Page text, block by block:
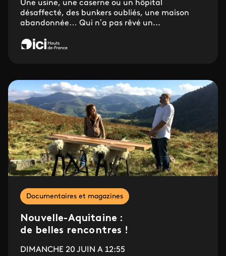
Une usine, une caserne ou un hôpital
désaffecté, des bunkers oubliés, une maison
abandonnée… Qui n’a pas rêvé un...
Documentaires et magazines
Nouvelle-Aquitaine :
de belles rencontres !
DIMANCHE 20 JUIN A 12:55